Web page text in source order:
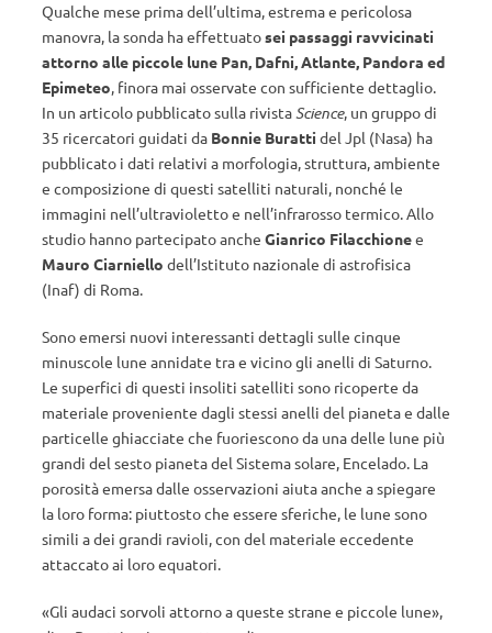
Qualche mese prima dell’ultima, estrema e pericolosa
manovra, la sonda ha effettuatosei passaggi ravvicinati
attorno alle piccole lune Pan, Dafni, Atlante, Pandora ed
Epimeteo, finora mai osservate con sufficiente dettaglio.
In un articolo pubblicato sulla rivistaScience, un gruppo di
35 ricercatori guidati da Bonnie Buratti del Jpl (Nasa) ha
pubblicato i dati relativi a morfologia, struttura, ambiente
e composizione di questi satelliti naturali, nonché le
immagini nell’ultravioletto e nell’infrarosso termico. Allo
studio hanno partecipato anche Gianrico Filacchionee
Mauro Ciarniello dell’Istituto nazionale di astrofisica
(Inaf) di Roma.
Sono emersi nuovi interessanti dettagli sulle cinque
minuscole lune annidate tra e vicino gli anelli di Saturno.
Le superfici di questi insoliti satelliti sono ricoperte da
materiale proveniente dagli stessi anelli del pianeta e dalle
particelle ghiacciate che fuoriescono da una delle lune più
grandi del sesto pianeta del Sistema solare, Encelado. La
porosità emersa dalle osservazioni aiuta anche a spiegare
la loro forma: piuttosto che essere sferiche, le lune sono
simili a dei grandi ravioli, con del materiale eccedente
attaccato ai loro equatori.
«Gli audaci sorvoli attorno a queste strane e piccole lune»,